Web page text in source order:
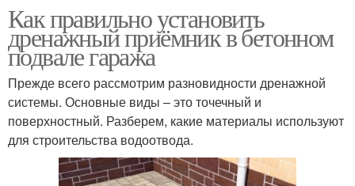
Как правильно установить
дренажный приёмник в бетонном
подвале гаража
Прежде всего рассмотрим разновидности дренажной
системы. Основные виды – это точечный и
поверхностный. Разберем, какие материалы используют
для строительства водоотвода.